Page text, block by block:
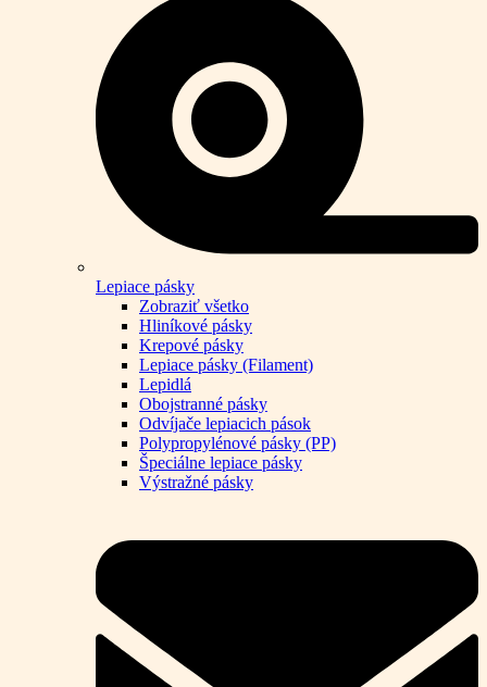
Lepiace pásky
Zobraziť všetko
Hliníkové pásky
Krepové pásky
Lepiace pásky (Filament)
Lepidlá
Obojstranné pásky
Odvíjače lepiacich pások
Polypropylénové pásky (PP)
Špeciálne lepiace pásky
Výstražné pásky